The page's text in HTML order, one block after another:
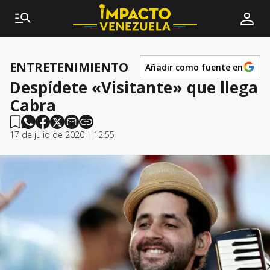
ENTRETENIMIENTO Añadir como fuente en
Despídete «Visitante» que llega
Cabra
17 de julio de 2020 | 12:55